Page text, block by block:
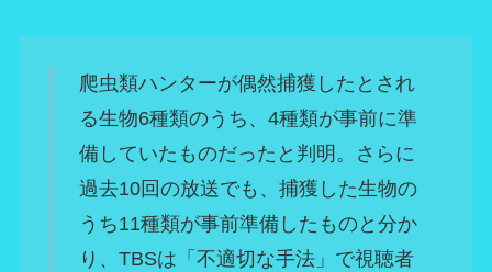
爬虫類ハンターが偶然捕獲したとされ
る生物6種類のうち、4種類が事前に準
備していたものだったと判明。さらに
過去10回の放送でも、捕獲した生物の
うち11種類が事前準備したものと分か
り、TBSは「不適切な手法」で視聴者